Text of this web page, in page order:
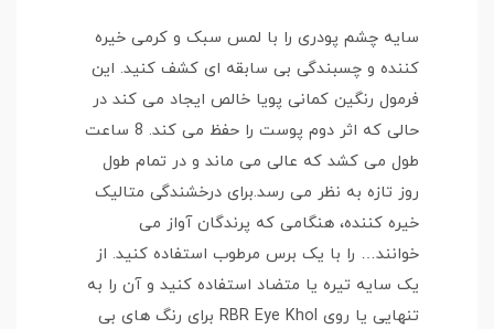
سایه چشم پودری را با لمس سبک و کرمی خیره
کننده و چسبندگی بی سابقه ای کشف کنید. این
فرمول رنگین کمانی پویا خالص ایجاد می کند در
حالی که اثر دوم پوست را حفظ می کند. 8 ساعت
طول می کشد که عالی می ماند و در تمام طول
روز تازه به نظر می رسد.برای درخشندگی متالیک
خیره کننده، هنگامی که پرندگان آواز می
خوانند… را با یک برس مرطوب استفاده کنید. از
یک سایه تیره یا متضاد استفاده کنید و آن را به
تنهایی یا روی RBR Eye Khol برای رنگ های بی